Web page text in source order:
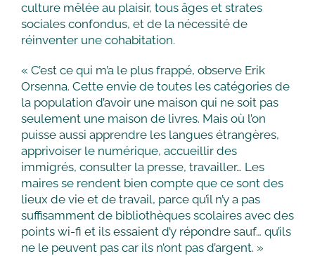
culture mêlée au plaisir, tous âges et strates
sociales confondus, et de la nécessité de
réinventer une cohabitation.
« C’est ce qui m’a le plus frappé, observe Erik
Orsenna. Cette envie de toutes les catégories de
la population d’avoir une maison qui ne soit pas
seulement une maison de livres. Mais où l’on
puisse aussi apprendre les langues étrangères,
apprivoiser le numérique, accueillir des
immigrés, consulter la presse, travailler… Les
maires se rendent bien compte que ce sont des
lieux de vie et de travail, parce qu’il n’y a pas
suffisamment de bibliothèques scolaires avec des
points wi-fi et ils essaient d’y répondre sauf… qu’ils
ne le peuvent pas car ils n’ont pas d’argent. »